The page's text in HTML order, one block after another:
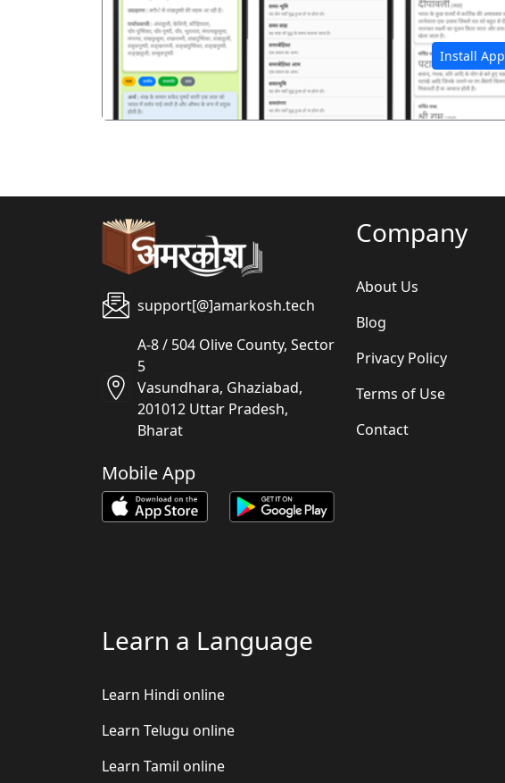
Install App
पिछला
support[@]amarkosh.tech
A-8 / 504 Olive County, Sector
5
Vasundhara, Ghaziabad,
201012 Uttar Pradesh,
Bharat
Mobile App
Company
About Us
Blog
Privacy Policy
Terms of Use
Contact
Learn a Language
Learn Hindi online
Learn Telugu online
Learn Tamil online